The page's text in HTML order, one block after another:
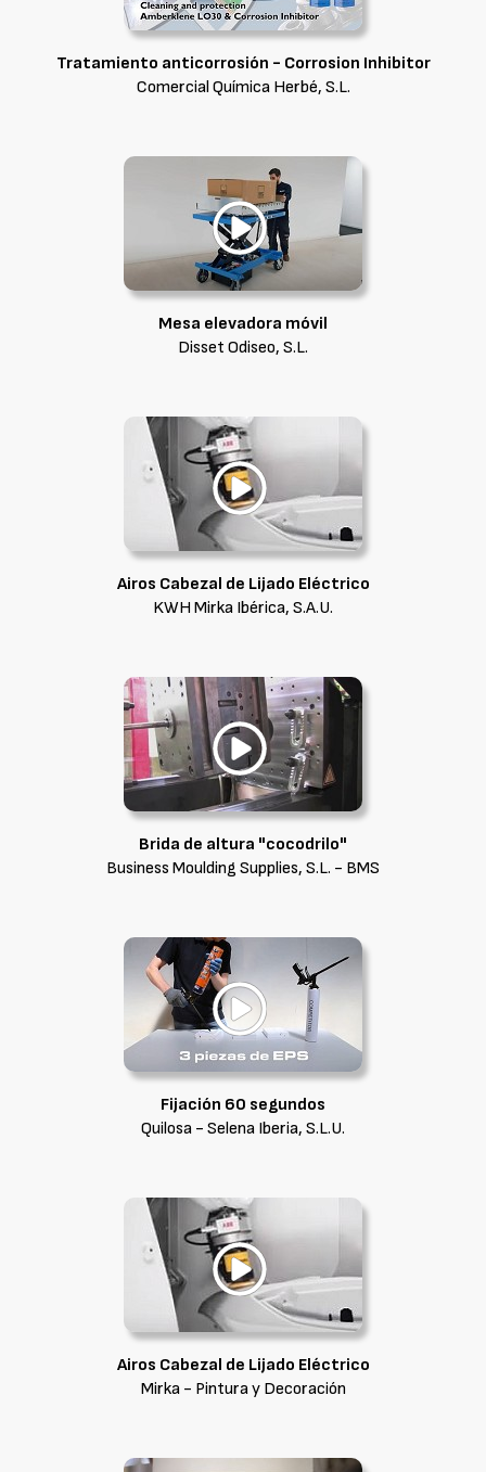
Tratamiento anticorrosión - Corrosion Inhibitor
Comercial Química Herbé, S.L.
Mesa elevadora móvil
Disset Odiseo, S.L.
Airos Cabezal de Lijado Eléctrico
KWH Mirka Ibérica, S.A.U.
Brida de altura "cocodrilo"
Business Moulding Supplies, S.L. - BMS
Fijación 60 segundos
Quilosa - Selena Iberia, S.L.U.
Airos Cabezal de Lijado Eléctrico
Mirka - Pintura y Decoración